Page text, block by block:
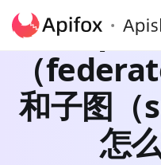
（
和子图（
怎